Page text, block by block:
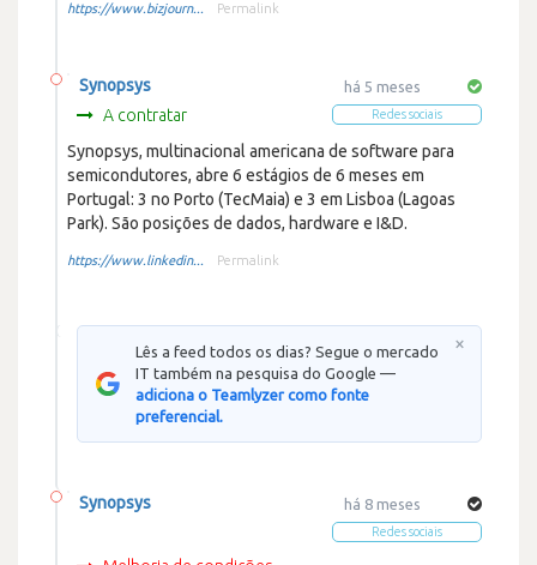
https://www.bizjourn... Permalink
há 5 meses
Redes sociais
Synopsys
A contratar
Synopsys, multinacional americana de software para
semicondutores, abre 6 estágios de 6 meses em
Portugal: 3 no Porto (TecMaia) e 3 em Lisboa (Lagoas
Park). São posições de dados, hardware e I&D.
https://www.linkedin... Permalink
Lês a feed todos os dias? Segue o mercado
IT também na pesquisa do Google —
adiciona o Teamlyzer como fonte
preferencial.
×
há 8 meses
Redes sociais
Synopsys